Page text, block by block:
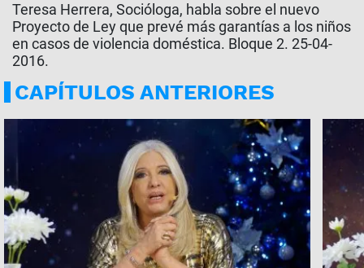
Teresa Herrera, Socióloga, habla sobre el nuevo
Proyecto de Ley que prevé más garantías a los niños
en casos de violencia doméstica. Bloque 2. 25-04-
2016.
CAPÍTULOS ANTERIORES